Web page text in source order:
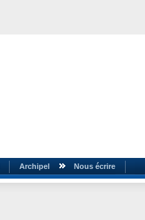
Archipel Nous écrire